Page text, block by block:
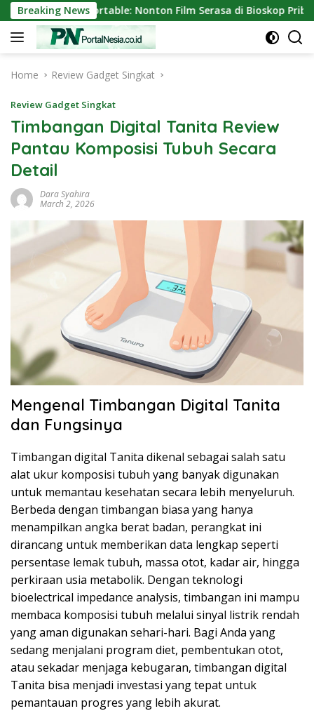
Skip
to
content
Breaking News
Mini Portable: Nonton Film Serasa di Bioskop Pribadi Rumah
Home Review Gadget Singkat
Review Gadget Singkat
Timbangan Digital Tanita Review
Pantau Komposisi Tubuh Secara
Detail
Dara Syahira
March 2, 2026
Mengenal Timbangan Digital Tanita
dan Fungsinya
Timbangan digital Tanita dikenal sebagai salah satu
alat ukur komposisi tubuh yang banyak digunakan
untuk memantau kesehatan secara lebih menyeluruh.
Berbeda dengan timbangan biasa yang hanya
menampilkan angka berat badan, perangkat ini
dirancang untuk memberikan data lengkap seperti
persentase lemak tubuh, massa otot, kadar air, hingga
perkiraan usia metabolik. Dengan teknologi
bioelectrical impedance analysis, timbangan ini mampu
membaca komposisi tubuh melalui sinyal listrik rendah
yang aman digunakan sehari-hari. Bagi Anda yang
sedang menjalani program diet, pembentukan otot,
atau sekadar menjaga kebugaran, timbangan digital
Tanita bisa menjadi investasi yang tepat untuk
pemantauan progres yang lebih akurat.